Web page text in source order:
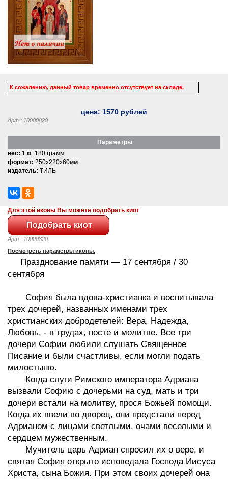
К сожалению, данный товар временно отсутствует на складе.
цена: 1570 рублей
Арт.: 10000820
Параметры
вес: 1 кг 180 грамм
формат: 250x220x60мм
издатель: ТИЛЬ
Для этой иконы Вы можете подобрать киот
Арт.: 10000820
Посмотреть параметры иконы.
Празднование памяти — 17 сентября / 30
сентября
София была вдова-христианка и воспитывала
трех дочерей, названных именами трех
христианских добродетелей: Вера, Надежда,
Любовь, - в трудах, посте и молитве. Все три
дочери Софии любили слушать Священное
Писание и были счастливы, если могли подать
милостыню.
Когда слуги Римского императора Адриана
вызвали Софию с дочерьми на суд, мать и три
дочери встали на молитву, прося Божьей помощи.
Когда их ввели во дворец, они предстали перед
Адрианом с лицами светлыми, очами веселыми и
сердцем мужественным.
Мучитель царь Адриан спросил их о вере, и
святая София открыто исповедала Господа Иисуса
Христа, сына Божия. При этом своих дочерей она